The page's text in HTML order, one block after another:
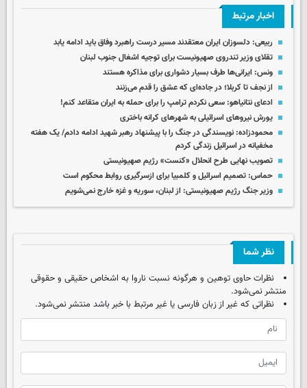
اخبار مرتبط
ربیعی: دلسوزان ایران معتقدند مسیر درست راهبرد وفاق باید ادامه یابد
تقلای وزیر تندروی صهیونیست برای توجیه اشغال جنوب لبنان
ونس: ایرانی‌ها طرف بسیار دشواری برای مذاکره هستند
از نجف تا کربلا؛ در جاده‌ای که عشق را قدم می‌زنند
ادعای نتانیاهو: سعی نکردم ترامپ را برای حمله به ایران متقاعد کنم!
یورش نیروهای اسرائیلی به شهرهای کرانه باختری
محمودزاده: نویسندگی در جنگ را با پیشنهاد رهبر شهید ادامه دادم/ یک هفته
مخفیانه در اسرائیل زندگی کردم
تصویب نهایی طرح انحلال «کنست» رژیم صهیونیستی
حماس: تصمیم اسرائیل و کلمبیا برای ازسرگیری روابط محکوم است
وزیر جنگ رژیم صهیونیستی: از لبنان، سوریه و غزه خارج نمی‌شویم
نظر شما
نظرات حاوی توهین و هرگونه نسبت ناروا به اشخاص حقیقی و حقوقی
منتشر نمی‌شود.
نظراتی که غیر از زبان فارسی یا غیر مرتبط با خبر باشد منتشر نمی‌شود.